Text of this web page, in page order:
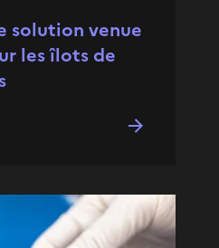
solution venue
les îlots de